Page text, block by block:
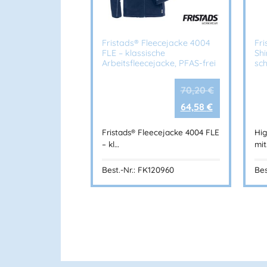
Fristads® Fleecejacke 4004
FLE – klassische
Arbeitsfleecejacke, PFAS-frei
70,20€
64,58 €
Fristads® Fleecejacke 4004 FLE
– kl…
Best.-Nr.: FK120960